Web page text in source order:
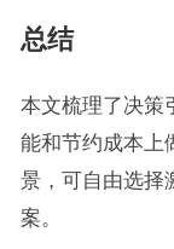
总结
本文梳理了决策
能和节约成本上
景，可自由选择
案。